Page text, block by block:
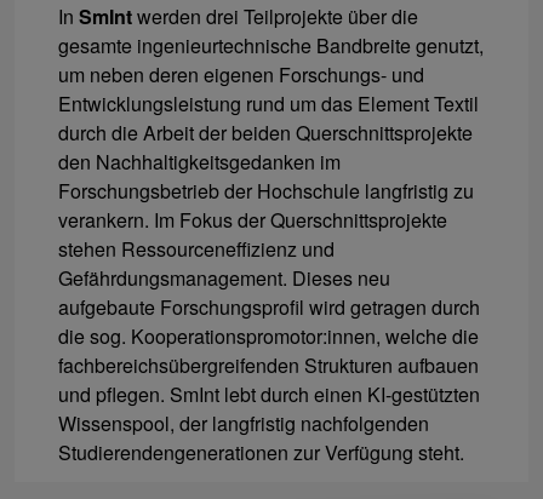
In SmIntwerden drei Teilprojekte über die
gesamte ingenieurtechnische Bandbreite genutzt,
um neben deren eigenen Forschungs- und
Entwicklungsleistung rund um das Element Textil
durch die Arbeit der beiden Querschnittsprojekte
den Nachhaltigkeitsgedanken im
Forschungsbetrieb der Hochschule langfristig zu
verankern. Im Fokus der Querschnittsprojekte
stehen Ressourceneffizienz und
Gefährdungsmanagement. Dieses neu
aufgebaute Forschungsprofil wird getragen durch
die sog. Kooperationspromotor:innen, welche die
fachbereichsübergreifenden Strukturen aufbauen
und pflegen. SmInt lebt durch einen KI-gestützten
Wissenspool, der langfristig nachfolgenden
Studierendengenerationen zur Verfügung steht.